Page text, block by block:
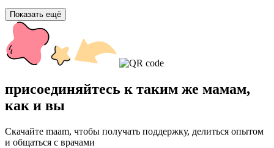
Показать ещё
присоединяйтесь к таким же мамам,
как и вы
Скачайте maam, чтобы получать поддержку, делиться опытом
и общаться с врачами